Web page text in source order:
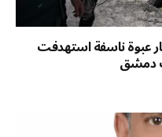
عبوة ناسفة استهدفت
دمشق